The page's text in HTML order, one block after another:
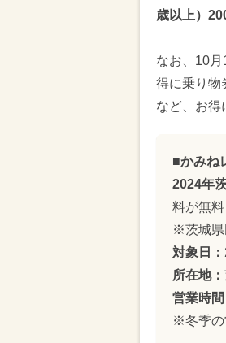
歳以上）
なお、10
得に乗り物
など、お得
■かみね
2024年
料が無料
※茨城県
対象日：
所在地：
営業時間
※冬季の